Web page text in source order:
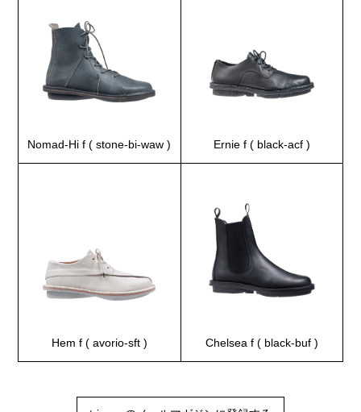
Nomad-Hi f ( stone-bi-waw ) Ernie f ( black-acf )
Hem f ( avorio-sft ) Chelsea f ( black-buf )